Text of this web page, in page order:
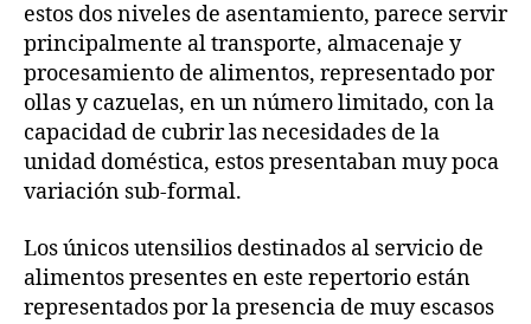
estos dos niveles de asentamiento, parece servir
principalmente al transporte, almacenaje y
procesamiento de alimentos, representado por
ollas y cazuelas, en un número limitado, con la
capacidad de cubrir las necesidades de la
unidad doméstica, estos presentaban muy poca
variación sub-formal.
Los únicos utensilios destinados al servicio de
alimentos presentes en este repertorio están
representados por la presencia de muy escasos